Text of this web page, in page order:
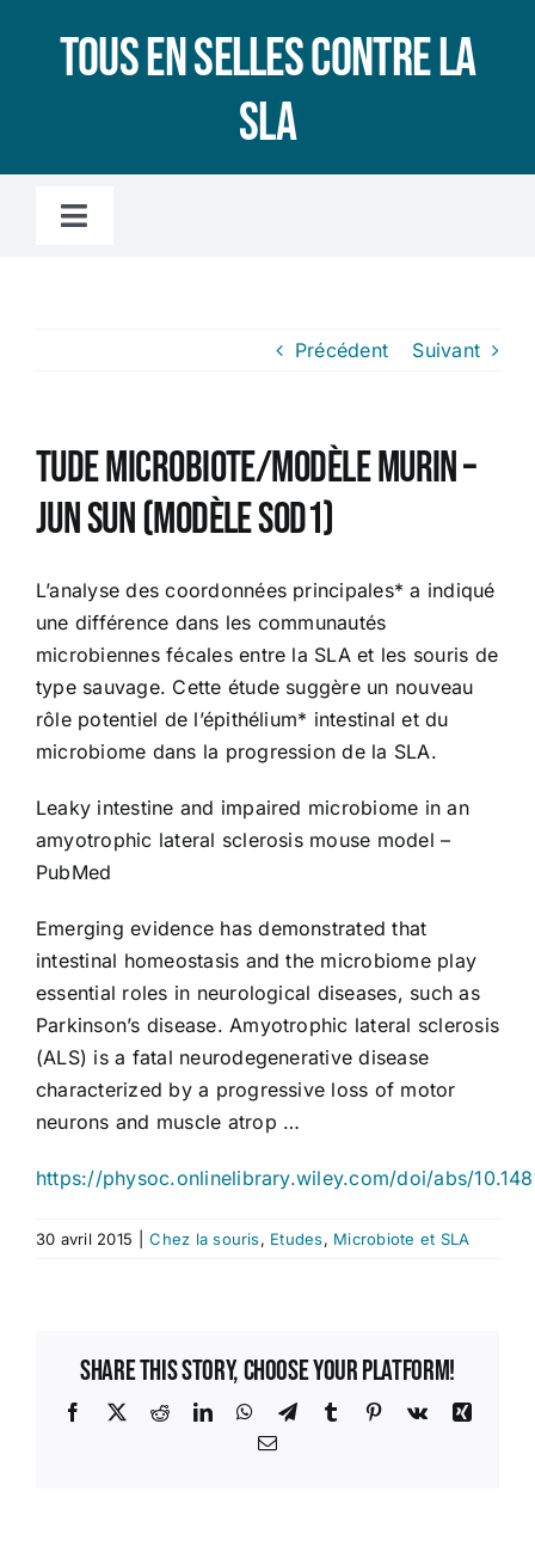
contenuTous en selles contre la
SLA
Toggle
LA SLA, C’EST QUOI ?
Le microbiote intestinal, c’est quoi ?
Études
Contact
Précédent Suivant
tude microbiote/Modèle murin –
Jun Sun (modèle SOD1)
L’analyse des coordonnées principales* a indiqué
une différence dans les communautés
microbiennes fécales entre la SLA et les souris de
type sauvage. Cette étude suggère un nouveau
rôle potentiel de l’épithélium* intestinal et du
microbiome dans la progression de la SLA.
Leaky intestine and impaired microbiome in an
amyotrophic lateral sclerosis mouse model –
PubMed
Emerging evidence has demonstrated that
intestinal homeostasis and the microbiome play
essential roles in neurological diseases, such as
Parkinson’s disease. Amyotrophic lateral sclerosis
(ALS) is a fatal neurodegenerative disease
characterized by a progressive loss of motor
neurons and muscle atrop …
https://physoc.onlinelibrary.wiley.com/doi/abs/
30 avril 2015 Chez la souris, Etudes, Microbiote et SLA
Share This Story, Choose Your Platform!
Facebook
X RedditLinkedInWhatsApp
TelegramTumblr Pinterest
Vk
Xing
Email